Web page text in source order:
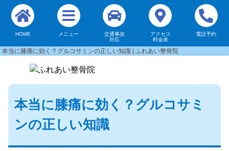
本当に膝痛に効く？グルコサミンの正しい知識 | ふれあい整骨院
HOME メニュー
交通事故
対応
アクセス
料金表
電話予約
本当に膝痛に効く？グルコサミ
ンの正しい知識